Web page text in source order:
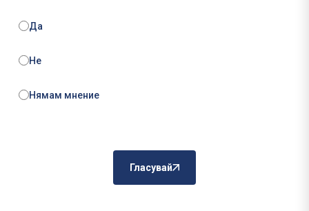
Да
Не
Нямам мнение
Гласувай